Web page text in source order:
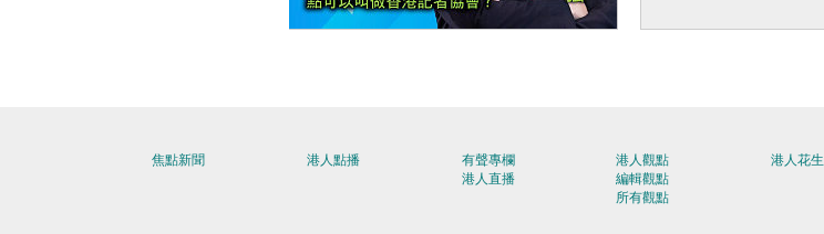
焦點新聞 港人點播
有聲專欄
港人直播
港人觀點
編輯觀點
所有觀點
港人花生